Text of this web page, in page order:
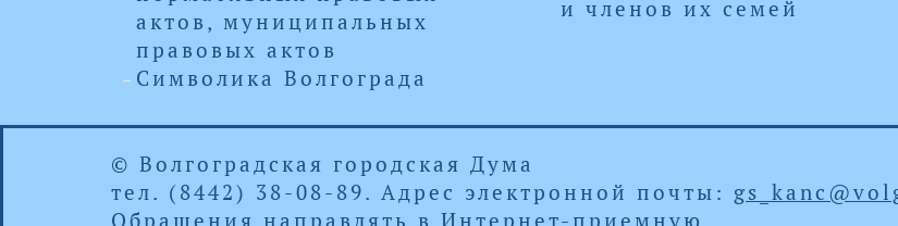
актов, муниципальных
правовых актов
Символика Волгограда
и членов их семей
© Волгоградская городская Дума
тел. (8442) 38-08-89. Адрес электронной почты: